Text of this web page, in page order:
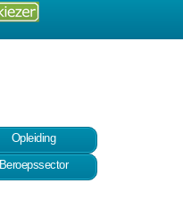
Opleiding
Beroepssector